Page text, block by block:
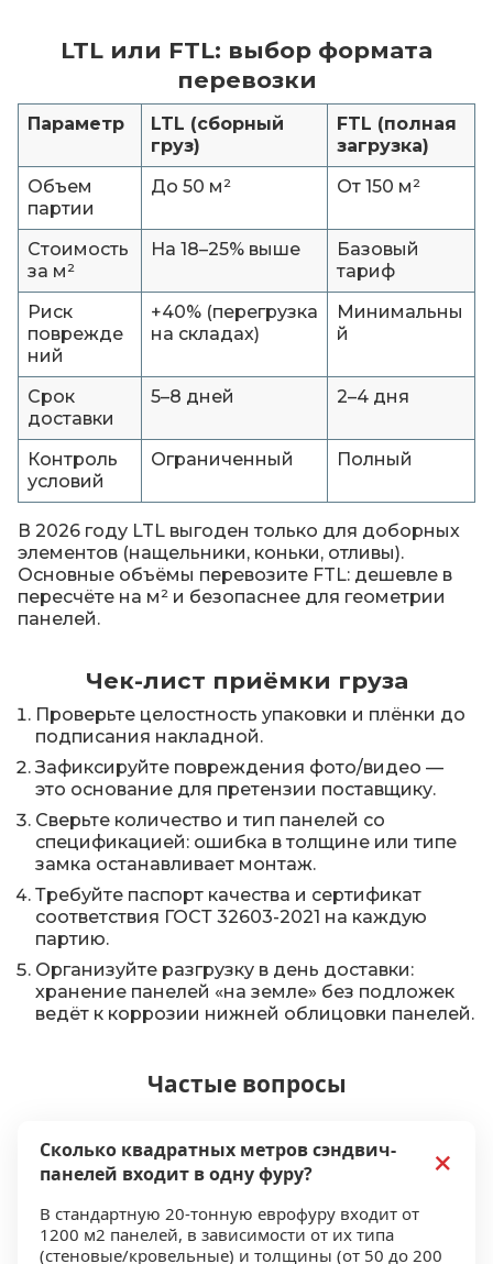
LTL или FTL: выбор формата
перевозки
Параметр
LTL (сборный
груз)
FTL (полная
загрузка)
Объем
партии
До 50 м² От 150 м²
Стоимость
за м²
На 18–25% выше
Базовый
тариф
Риск
поврежде
ний
+40% (перегрузка
на складах)
Минимальны
й
Срок
доставки
5–8 дней 2–4 дня
Контроль
условий
Ограниченный Полный
В 2026 году LTL выгоден только для доборных
элементов (нащельники, коньки, отливы).
Основные объёмы перевозите FTL: дешевле в
пересчёте на м² и безопаснее для геометрии
панелей.
Чек-лист приёмки груза
Проверьте целостность упаковки и плёнки до
подписания накладной.
Зафиксируйте повреждения фото/видео —
это основание для претензии поставщику.
Сверьте количество и тип панелей со
спецификацией: ошибка в толщине или типе
замка останавливает монтаж.
Требуйте паспорт качества и сертификат
соответствия ГОСТ 32603-2021 на каждую
партию.
Организуйте разгрузку в день доставки:
хранение панелей «на земле» без подложек
ведёт к коррозии нижней облицовки панелей.
Частые вопросы
Сколько квадратных метров сэндвич-
панелей входит в одну фуру?
В стандартную 20-тонную еврофуру входит от
1200 м2 панелей, в зависимости от их типа
(стеновые/кровельные) и толщины (от 50 до 200